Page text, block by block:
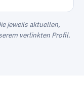
jeweils aktuellen,
verlinkten Profil.